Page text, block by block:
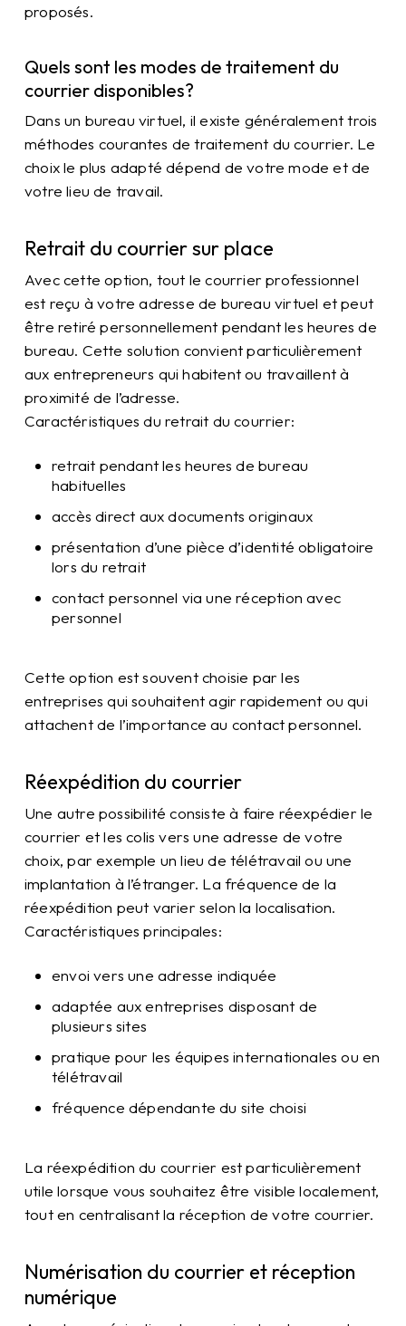
proposés.
Quels sont les modes de traitement du
courrier disponibles?
Dans un bureau virtuel, il existe généralement trois
méthodes courantes de traitement du courrier. Le
choix le plus adapté dépend de votre mode et de
votre lieu de travail.
Retrait du courrier sur place
Avec cette option, tout le courrier professionnel
est reçu à votre adresse de bureau virtuel et peut
être retiré personnellement pendant les heures de
bureau. Cette solution convient particulièrement
aux entrepreneurs qui habitent ou travaillent à
proximité de l’adresse.
Caractéristiques du retrait du courrier:
retrait pendant les heures de bureau
habituelles
accès direct aux documents originaux
présentation d’une pièce d’identité obligatoire
lors du retrait
contact personnel via une réception avec
personnel
Cette option est souvent choisie par les
entreprises qui souhaitent agir rapidement ou qui
attachent de l’importance au contact personnel.
Réexpédition du courrier
Une autre possibilité consiste à faire réexpédier le
courrier et les colis vers une adresse de votre
choix, par exemple un lieu de télétravail ou une
implantation à l’étranger. La fréquence de la
réexpédition peut varier selon la localisation.
Caractéristiques principales:
envoi vers une adresse indiquée
adaptée aux entreprises disposant de
plusieurs sites
pratique pour les équipes internationales ou en
télétravail
fréquence dépendante du site choisi
La réexpédition du courrier est particulièrement
utile lorsque vous souhaitez être visible localement,
tout en centralisant la réception de votre courrier.
Numérisation du courrier et réception
numérique